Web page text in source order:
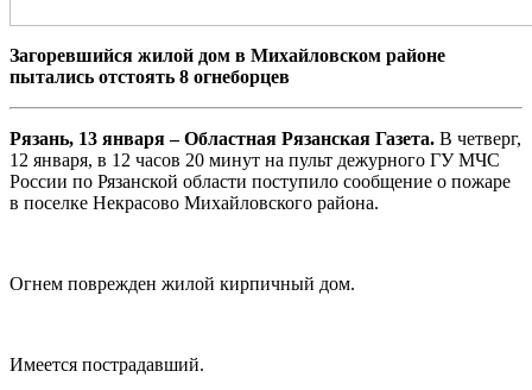
Загоревшийся жилой дом в Михайловском районе
пытались отстоять 8 огнеборцев
Рязань, 13 января – Областная Рязанская Газета. В четверг,
12 января, в 12 часов 20 минут на пульт дежурного ГУ МЧС
России по Рязанской области поступило сообщение о пожаре
в поселке Некрасово Михайловского района.
Огнем поврежден жилой кирпичный дом.
Имеется пострадавший.